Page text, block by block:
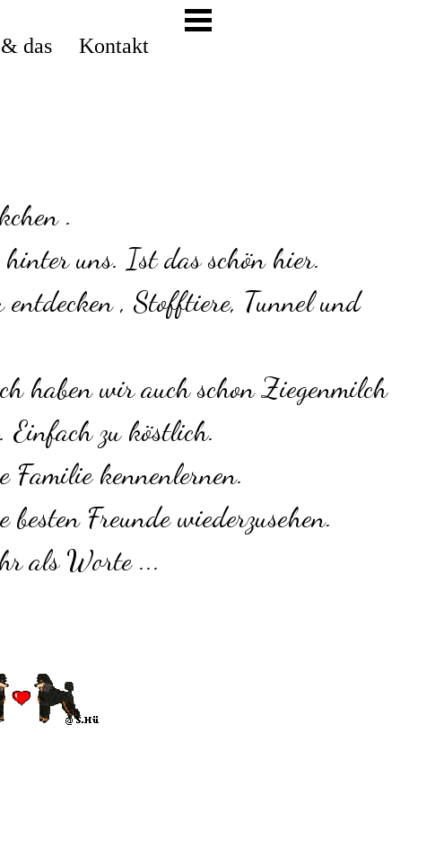
das Kontakt
.
hinter uns. Ist das schön hier.
entdecken , Stofftiere, Tunnel und
haben wir auch schon Ziegenmilch
Einfach zu köstlich.
Familie kennenlernen.
Freunde wiederzusehen.
als Worte ...